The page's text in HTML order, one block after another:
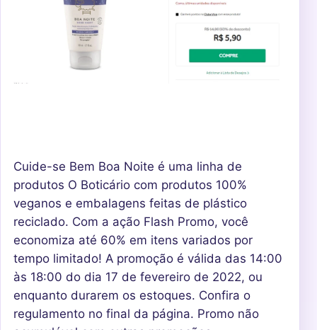
Cuide-se Bem Boa Noite é uma linha de
produtos O Boticário com produtos 100%
veganos e embalagens feitas de plástico
reciclado. Com a ação Flash Promo, você
economiza até 60% em itens variados por
tempo limitado! A promoção é válida das 14:00
às 18:00 do dia 17 de fevereiro de 2022, ou
enquanto durarem os estoques. Confira o
regulamento no final da página. Promo não